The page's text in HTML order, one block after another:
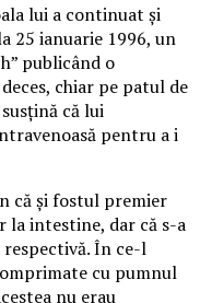
lui a continuat şi
25 ianuarie 1996, un
publicând o
chiar pe patul de
că lui
pentru a i
că şi fostul premier
la intestine, dar că s-a
În ce-l
cu pumnul
nu erau